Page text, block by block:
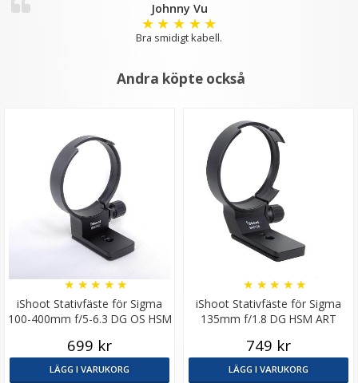
LÄGG I VARUKORG
PGYTECH Spakskydd/Joystickskydd för DJI Mavic Pro
★
29 kr
LÄGG I VARUKORG
Johnny Vu
★ ★ ★ ★ ★
Bra smidigt kabell.
Andra köpte också
iShoot Stativfäste för Sigma
100-400mm f/5-6.3 DG OS HSM
★★★ ★ ★
699 kr
LÄGG I VARUKORG
iShoot Stativfäste för Sigma
135mm f/1.8 DG HSM ART
★ ★ ★ ★ ★
749 kr
LÄGG I VARUKORG